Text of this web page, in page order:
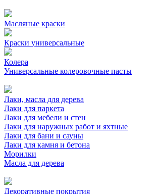
Масляные краски
Краски универсальные
Колера
Универсальные колеровочные пасты
Лаки, масла для дерева
Лаки для паркета
Лаки для мебели и стен
Лаки для наружных работ и яхтные
Лаки для бани и сауны
Лаки для камня и бетона
Морилки
Масла для дерева
Декоративные покрытия